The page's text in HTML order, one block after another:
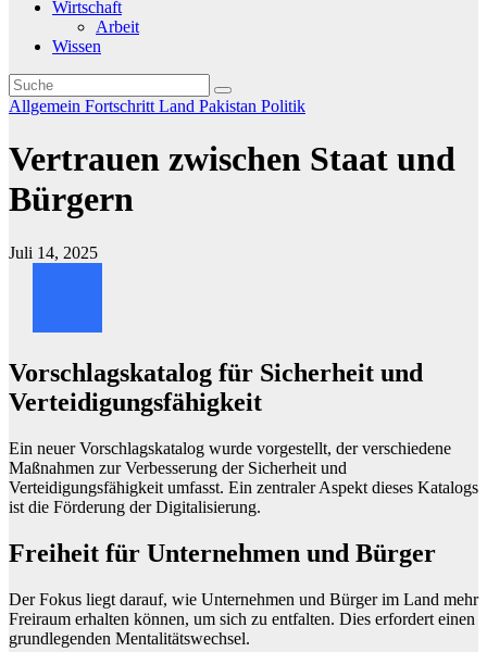
Wirtschaft
Arbeit
Wissen
Allgemein Fortschritt Land Pakistan Politik
Vertrauen zwischen Staat und
Bürgern
Juli 14, 2025
Vorschlagskatalog für Sicherheit und
Verteidigungsfähigkeit
Ein neuer Vorschlagskatalog wurde vorgestellt, der verschiedene
Maßnahmen zur Verbesserung der Sicherheit und
Verteidigungsfähigkeit umfasst. Ein zentraler Aspekt dieses Katalogs
ist die Förderung der Digitalisierung.
Freiheit für Unternehmen und Bürger
Der Fokus liegt darauf, wie Unternehmen und Bürger im Land mehr
Freiraum erhalten können, um sich zu entfalten. Dies erfordert einen
grundlegenden Mentalitätswechsel.